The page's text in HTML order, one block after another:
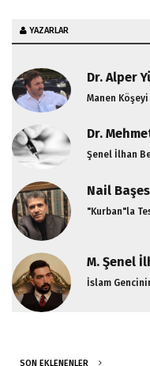
YAZARLAR
Dr. Alper
Manen
Dr.
Şenel İlhan
Nail
"Kurban"la
M. Şenel
İslam
SON EKLENENLER